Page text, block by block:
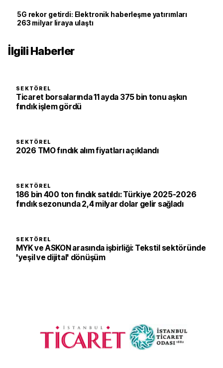
5G rekor getirdi: Elektronik haberleşme yatırımları
263 milyar liraya ulaştı
İlgili Haberler
SEKTÖREL
Ticaret borsalarında 11 ayda 375 bin tonu aşkın
fındık işlem gördü
SEKTÖREL
2026 TMO fındık alım fiyatları açıklandı
SEKTÖREL
186 bin 400 ton fındık satıldı: Türkiye 2025-2026
fındık sezonunda 2,4 milyar dolar gelir sağladı
SEKTÖREL
MYK ve ASKON arasında işbirliği: Tekstil sektöründe
'yeşil ve dijital' dönüşüm